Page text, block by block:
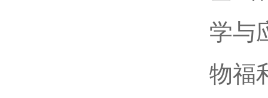
学与
物福